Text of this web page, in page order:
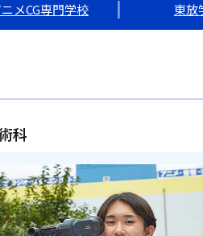
メCG専門学校 東放
科